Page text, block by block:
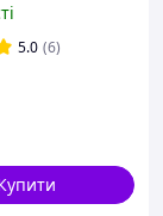
5.0 (6)